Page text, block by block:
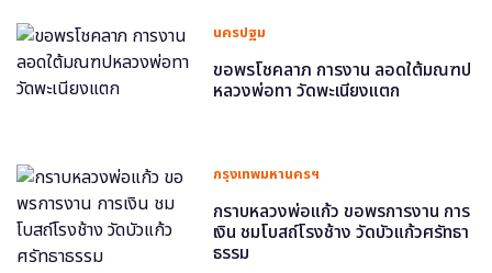
นครปฐม
ขอพรโชคลาภ การงาน ลอดใต้มณฑป
หลวงพ่อทา วัดพะเนียงแตก
กรุงเทพมหานครฯ
กราบหลวงพ่อแก้ว ขอพรการงาน การ
เงิน ชมโบสถ์โรงช้าง วัดบัวแก้วศรัทธา
ธรรม